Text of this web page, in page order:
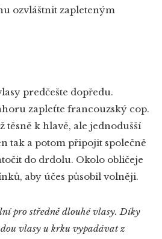
ozvláštnit zapleteným
predčešte dopředu.
zapleťte francouzský cop.
těsně k hlavě, ale jednodušší
tak a potom připojit společně
do drdolu. Okolo obličeje
aby účes působil volněji.
pro středně dlouhé vlasy. Díky
vlasy u krku vypadávat z